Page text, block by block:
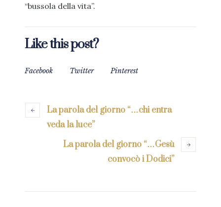
“bussola della vita”.
Like this post?
Facebook Twitter Pinterest
La parola del giorno “…chi entra
veda la luce”
La parola del giorno “…Gesù
convocò i Dodici”